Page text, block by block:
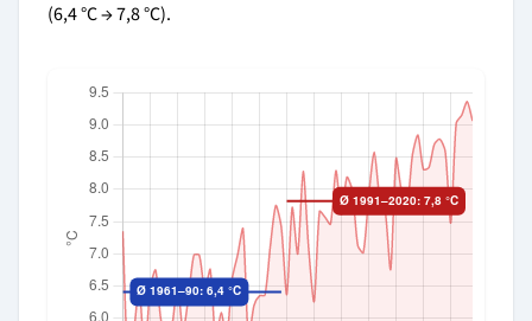
(6,4 °C → 7,8 °C).